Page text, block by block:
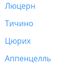
Люцерн
Тичино
Цюрих
Аппенцелль